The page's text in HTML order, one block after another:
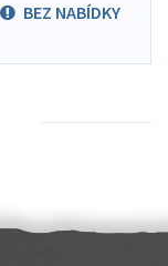
BEZ NABÍDKY